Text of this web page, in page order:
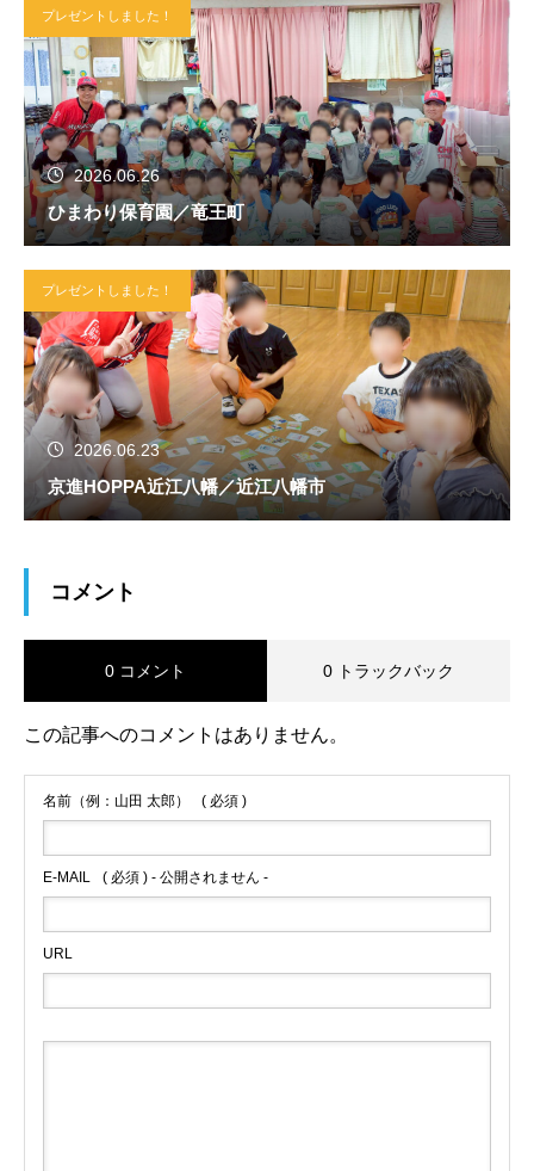
プレゼントしました！
2026.06.26
ひまわり保育園／竜王町
プレゼントしました！
2026.06.23
京進HOPPA近江八幡／近江八幡市
コメント
0 コメント 0 トラックバック
この記事へのコメントはありません。
名前（例：山田 太郎） ( 必須 )
E-MAIL ( 必須 ) - 公開されません -
URL